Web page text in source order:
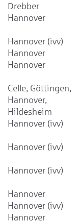
Drebber
Hannover
Hannover (ivv)
Hannover
Hannover
Celle, Göttingen,
Hannover,
Hildesheim
Hannover (ivv)
Hannover (ivv)
Hannover (ivv)
Hannover
Hannover (ivv)
Hannover